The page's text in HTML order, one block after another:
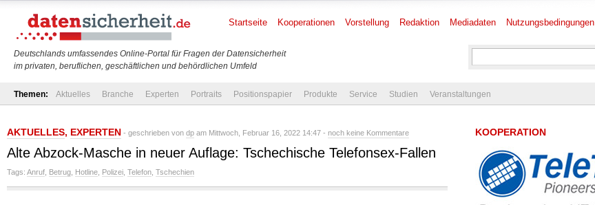
Deutschlands umfassendes Online-Portal für Fragen der Datensicherheit
im privaten, beruflichen, geschäftlichen und behördlichen Umfeld
Startseite Kooperationen Vorstellung Redaktion Mediadaten Nutzungsbedingungen
Themen: Aktuelles Branche Experten Portraits Positionspapier Produkte Service Studien Veranstaltungen
AKTUELLES, EXPERTEN - geschrieben von dp am Mittwoch, Februar 16, 2022 14:47 - noch keine Kommentare
Alte Abzock-Masche in neuer Auflage: Tschechische Telefonsex-Fallen
Tags: Anruf Betrug Hotline Polizei Telefon Tschechien
KOOPERATION